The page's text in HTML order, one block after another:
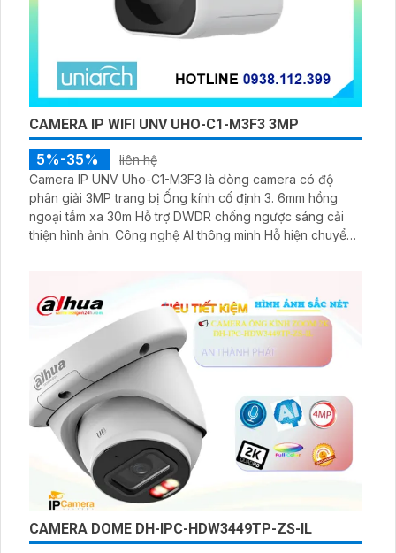
CAMERA IP WIFI UNV UHO-C1-M3F3 3MP
5%-35%
liên hệ
Camera IP UNV Uho-C1-M3F3 là dòng camera có độ
phân giải 3MP trang bị Ống kính cố định 3. 6mm hồng
ngoại tầm xa 30m Hỗ trợ DWDR chống ngược sáng cải
thiện hình ảnh. Công nghệ AI thông minh Hỗ hiện chuyển
CAMERA DOME DH-IPC-HDW3449TP-ZS-IL